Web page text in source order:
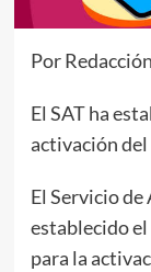
Por
El SAT ha
activación
El Servicio
establecido
para la